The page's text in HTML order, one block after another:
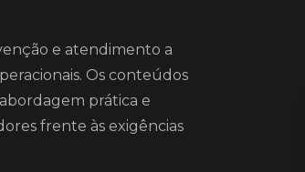
e atendimento a
Os conteúdos
prática e
frente às exigências